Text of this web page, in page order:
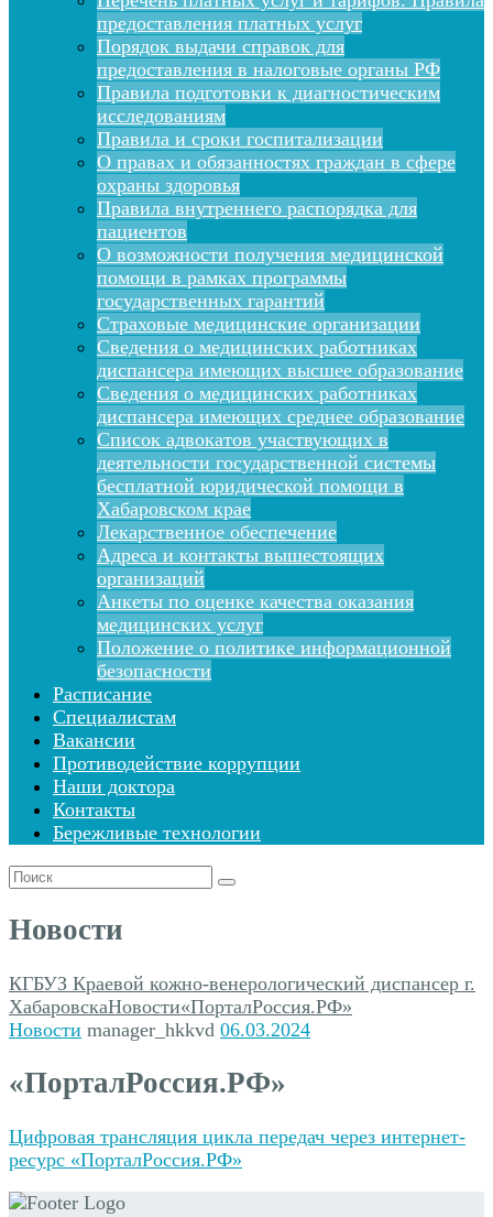
предоставления платных услуг
Порядок выдачи справок для
предоставления в налоговые органы РФ
Правила подготовки к диагностическим
исследованиям
Правила и сроки госпитализации
О правах и обязанностях граждан в сфере
охраны здоровья
Правила внутреннего распорядка для
пациентов
О возможности получения медицинской
помощи в рамках программы
государственных гарантий
Страховые медицинские организации
Сведения о медицинских работниках
диспансера имеющих высшее образование
Сведения о медицинских работниках
диспансера имеющих среднее образование
Список адвокатов участвующих в
деятельности государственной системы
бесплатной юридической помощи в
Хабаровском крае
Лекарственное обеспечение
Адреса и контакты вышестоящих
организаций
Анкеты по оценке качества оказания
медицинских услуг
Положение о политике информационной
безопасности
Расписание
Специалистам
Вакансии
Противодействие коррупции
Наши доктора
Контакты
Бережливые технологии
Поиск
Новости
КГБУЗ Краевой кожно-венерологический диспансер г.
ХабаровскаНовости«ПорталРоссия.РФ»
Новости manager_hkkvd 06.03.2024
«ПорталРоссия.РФ»
Цифровая трансляция цикла передач через интернет-
ресурс «ПорталРоссия.РФ»